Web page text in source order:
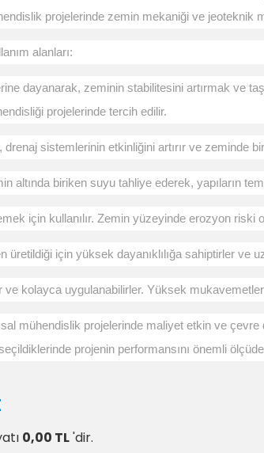
projelerinde zemin mekaniği ve jeoteknik
alanları:
dayanarak, zeminin stabilitesini artırmak ve
projelerinde tercih edilir.
sistemlerinin etkinliğini artırır ve zeminde
biriken suyu tahliye ederek, yapıların
için kullanılır. Zemin yüzeyinde erozyon riski
için yüksek dayanıklılığa sahiptirler ve
ve kolayca uygulanabilirler. Yüksek
mühendislik projelerinde maliyet etkin ve
projenin performansını önemli
0,00 TL'dir.